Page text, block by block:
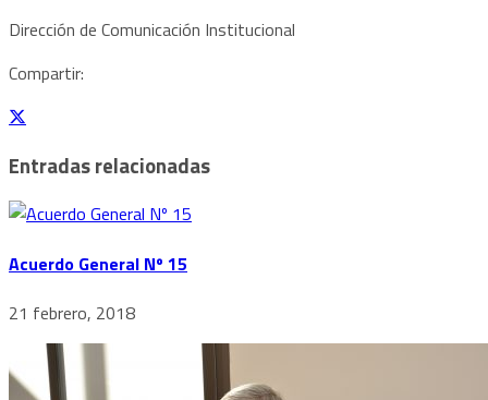
Dirección de Comunicación Institucional
Compartir:
Entradas relacionadas
Acuerdo General Nº 15
21 febrero, 2018